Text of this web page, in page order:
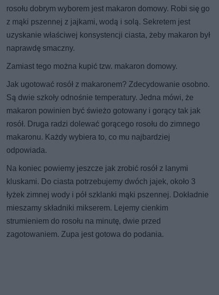
rosołu dobrym wyborem jest makaron domowy. Robi się go
z mąki pszennej z jajkami, wodą i solą. Sekretem jest
uzyskanie właściwej konsystencji ciasta, żeby makaron był
naprawdę smaczny.
Zamiast tego można kupić tzw. makaron domowy.
Jak ugotować rosół z makaronem? Zdecydowanie osobno.
Są dwie szkoły odnośnie temperatury. Jedna mówi, że
makaron powinien być świeżo gotowany i gorący tak jak
rosół. Druga radzi dolewać gorącego rosołu do zimnego
makaronu. Każdy wybiera to, co mu najbardziej
odpowiada.
Na koniec powiemy jeszcze jak zrobić rosół z lanymi
kluskami. Do ciasta potrzebujemy dwóch jajek, około 3
łyżek zimnej wody i pół szklanki mąki pszennej. Dokładnie
mieszamy składniki mikserem. Lejemy cienkim
strumieniem do rosołu na minutę, dwie przed
zagotowaniem. Zupa jest gotowa do podania.